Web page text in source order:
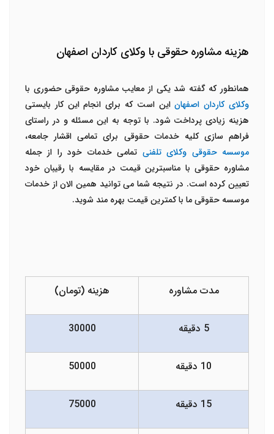
هزینه مشاوره حقوقی با وکلای کاردان اصفهان
همانطور که گفته شد یکی از معایب مشاوره حقوقی حضوری با
وکلای کاردان اصفهاناین است که برای انجام این کار بایستی
هزینه زیادی پرداخت شود. با توجه به این مسئله و در راستای
فراهم سازی کلیه خدمات حقوقی برای تمامی اقشار جامعه،
موسسه حقوقی وکلای تلفنی تمامی خدمات خود را از جمله
مشاوره حقوقی با مناسبترین قیمت در مقایسه با رقیبان خود
تعیین کرده است. در نتیجه شما می توانید همین الان از خدمات
موسسه حقوقی ما با کمترین قیمت بهره مند شوید.
مدت مشاوره هزینه (تومان)
5 دقیقه 30000
10 دقیقه 50000
15 دقیقه 75000